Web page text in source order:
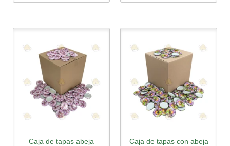
Caja de tapas abeja
Caja de tapas con abeja